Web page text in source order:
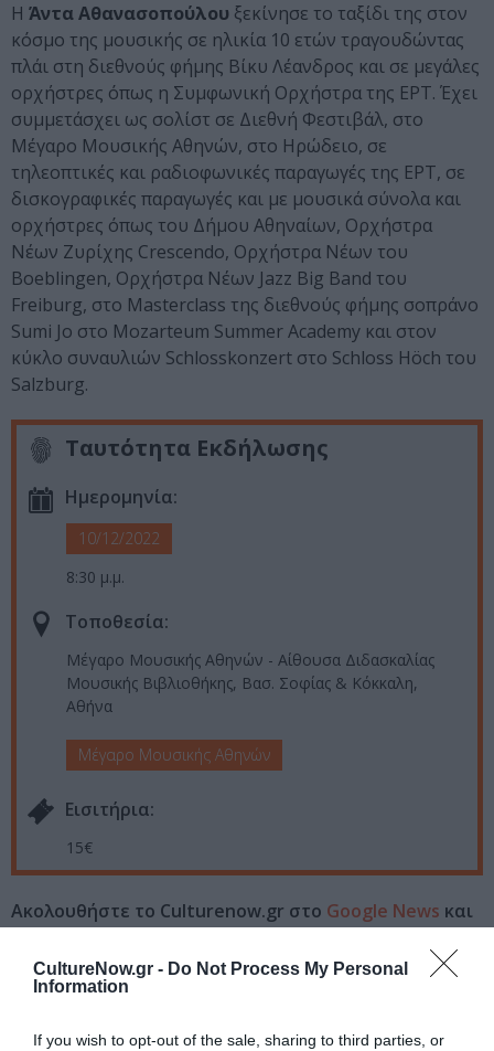
CultureNow.gr - Do Not Process My Personal
Information
If you wish to opt-out of the sale, sharing to third parties, or
H Άντα Αθανασοπούλου ξεκίνησε το ταξίδι της στον
κόσμο της μουσικής σε ηλικία 10 ετών τραγουδώντας
πλάι στη διεθνούς φήμης Βίκυ Λέανδρος και σε μεγάλες
ορχήστρες όπως η Συμφωνική Ορχήστρα της ΕΡΤ. Έχει
συμμετάσχει ως σολίστ σε Διεθνή Φεστιβάλ, στο
Μέγαρο Μουσικής Αθηνών, στο Ηρώδειο, σε
τηλεοπτικές και ραδιοφωνικές παραγωγές της ΕΡΤ, σε
δισκογραφικές παραγωγές και με μουσικά σύνολα και
ορχήστρες όπως του Δήμου Αθηναίων, Ορχήστρα
Νέων Ζυρίχης Crescendo, Ορχήστρα Νέων του
Boeblingen, Ορχήστρα Νέων Jazz Big Band του
Freiburg, στο Masterclass της διεθνούς φήμης σοπράνο
Sumi Jo στο Mozarteum Summer Academy και στον
κύκλο συναυλιών Schlosskonzert στο Schloss Höch του
Salzburg.
Ταυτότητα Εκδήλωσης
Ημερομηνία:
10/12/2022
8:30 μ.μ.
Τοποθεσία:
Μέγαρο Μουσικής Αθηνών - Αίθουσα Διδασκαλίας
Μουσικής Βιβλιοθήκης, Βασ. Σοφίας & Κόκκαλη,
Αθήνα
Μέγαρο Μουσικής Αθηνών
Eισιτήρια:
15€
Ακολουθήστε το Culturenow.gr στο Google News και
Δείτε όλα τα τελευταία νέα
για την Τέχνη και τον